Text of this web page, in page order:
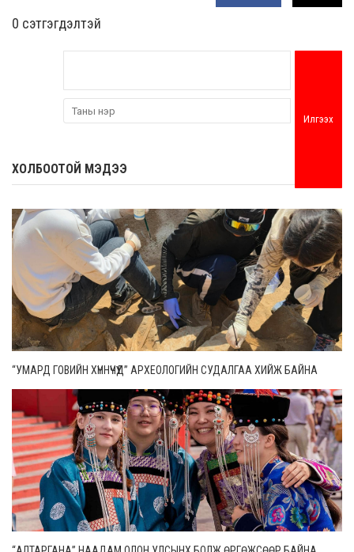
0 cэтгэгдэлтэй
Илгээх
ХОЛБООТОЙ МЭДЭЭ
“УМАРД ГОВИЙН ХҮННҮЧҮҮД” АРХЕОЛОГИЙН СУДАЛГАА ХИЙЖ БАЙНА